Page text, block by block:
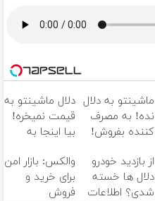
ماشینتو به دلال
نده! به مصرف
کننده بفروش!
یک تماس
دلال ماشینتو به
قیمت نمیخره!
بیا اینجا به
بفروش*فقط
خریدار واقعی*
از بازدید خودرو
دلال ها خسته
شدی؟ اطلاعات
والکس: بازار امن
برای خرید و
فروش